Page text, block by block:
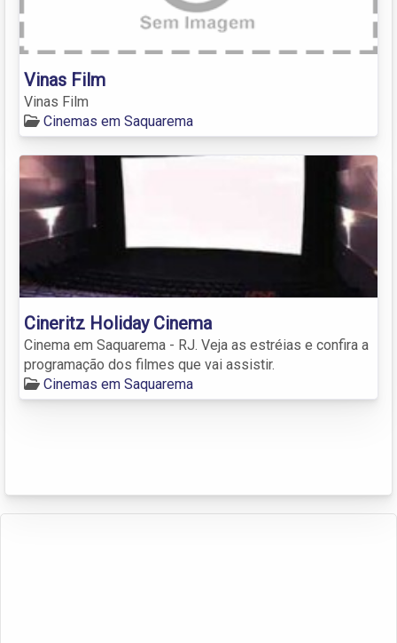
Vinas Film
Vinas Film
Cinemas em Saquarema
Cineritz Holiday Cinema
Cinema em Saquarema - RJ. Veja as estréias e confira a
programação dos filmes que vai assistir.
Cinemas em Saquarema